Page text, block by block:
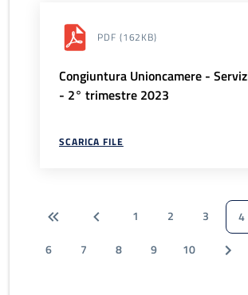
PDF (162KB)
Congiuntura Unioncamere -
- 2° trimestre 2023
SCARICA FILE
1 2 3 4
6
7 8 9 10